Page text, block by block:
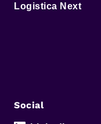
Logistica Next
Social